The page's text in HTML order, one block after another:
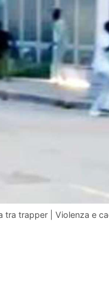
tra trapper | Violenza e